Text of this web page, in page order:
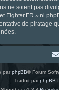
ne soient pas
Fighter.FR » ni
de piratage
parphpBB® Forum
Traduit parphpBB-